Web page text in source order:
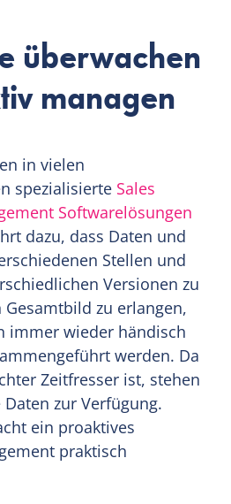
überwachen
managen
in vielen
spezialisierte Sales
Softwarelösungen
dazu, dass Daten und
Stellen und
Versionen zu
zu erlangen,
immer wieder händisch
werden. Da
Zeitfresser ist, stehen
zur Verfügung.
ein proaktives
praktisch